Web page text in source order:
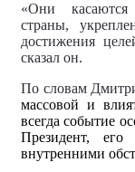
«Они касаются
страны,
достижения
сказал он.
По словам
массовой и
всегда событие
Президент,
внутренними